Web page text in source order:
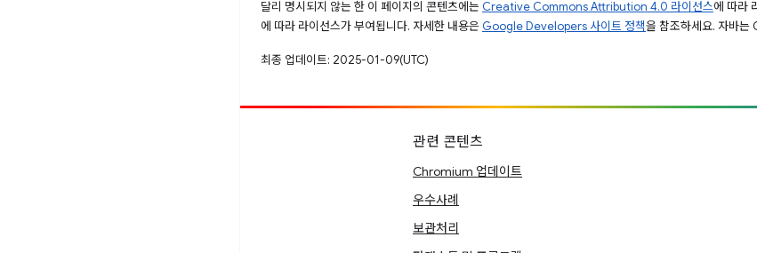
달리 명시되지 않는 한 이 페이지의 콘텐츠에는 Creative Commons Attribution 4.0 라이선스에 따라
에 따라 라이선스가 부여됩니다. 자세한 내용은 Google Developers 사이트 정책을 참조하세요. 자바
최종 업데이트: 2025-01-09(UTC)
관련 콘텐츠
Chromium 업데이트
우수사례
보관처리